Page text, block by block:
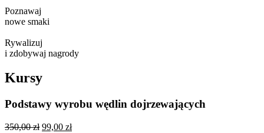
Poznawaj
nowe smaki
Rywalizuj
i zdobywaj nagrody
Kursy
Podstawy wyrobu wędlin dojrzewających
350,00zł Pierwotna
99,00 złAktualna